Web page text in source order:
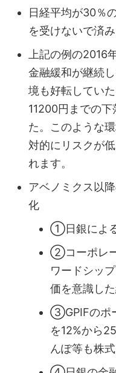
日経平均が30％
を受けないで済み
上記の例の2016
金融緩和が継続
境も好転してい
11200円までの
た。このような
対的にリスクが
れます。
アベノミクス以
化
①日銀によ
②コーポレー
ワードシッ
価を意識し
③GPIFのポ
を12%から
んぽ等も株